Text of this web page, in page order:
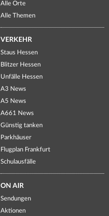
Alle Orte
Alle Themen
VERKEHR
Staus Hessen
Blitzer Hessen
Unfälle Hessen
A3 News
A5 News
A661 News
Günstig tanken
Parkhäuser
Flugplan Frankfurt
Schulausfälle
ON AIR
Sendungen
Aktionen